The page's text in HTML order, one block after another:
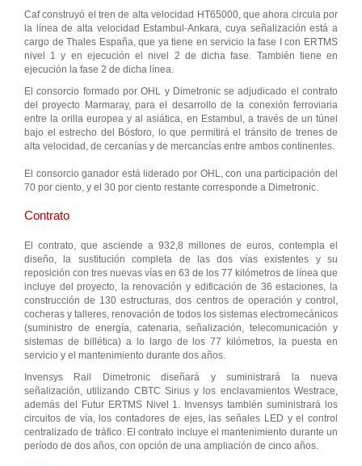
Caf construyó el tren de alta velocidad HT65000, que ahora circula por
la línea de alta velocidad Estambul-Ankara, cuya señalización está a
cargo de Thales España, que ya tiene en servicio la fase I con ERTMS
nivel 1 y en ejecución el nivel 2 de dicha fase. También tiene en
ejecución la fase 2 de dicha línea.
El consorcio formado por OHL y Dimetronic se adjudicado el contrato
del proyecto Marmaray, para el desarrollo de la conexión ferroviaria
entre la orilla europea y al asiática, en Estambul, a través de un túnel
bajo el estrecho del Bósforo, lo que permitirá el tránsito de trenes de
alta velocidad, de cercanías y de mercancías entre ambos continentes.
El consorcio ganador está liderado por OHL, con una participación del
70 por ciento, y el 30 por ciento restante corresponde a Dimetronic.
Contrato
El contrato, que asciende a 932,8 millones de euros, contempla el
diseño, la sustitución completa de las dos vías existentes y su
reposición con tres nuevas vías en 63 de los 77 kilómetros de línea que
incluye del proyecto, la renovación y edificación de 36 estaciones, la
construcción de 130 estructuras, dos centros de operación y control,
cocheras y talleres, renovación de todos los sistemas electromecánicos
(suministro de energía, catenaria, señalización, telecomunicación y
sistemas de billética) a lo largo de los 77 kilómetros, la puesta en
servicio y el mantenimiento durante dos años.
Invensys Rail Dimetronic diseñará y suministrará la nueva
señalización, utilizando CBTC Sirius y los enclavamientos Westrace,
además del Futur ERTMS Nivel 1. Invensys también suministrará los
circuitos de vía, los contadores de ejes, las señales LED y el control
centralizado de tráfico. El contrato incluye el mantenimiento durante un
período de dos años, con opción de una ampliación de cinco años.